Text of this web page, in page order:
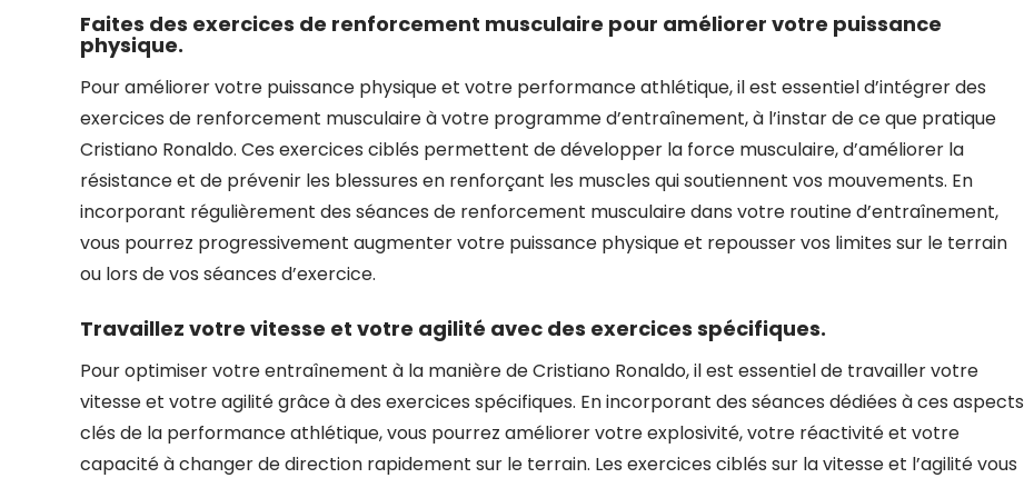
Faites des exercices de renforcement musculaire pour améliorer votre puissance
physique.
Pour améliorer votre puissance physique et votre performance athlétique, il est essentiel d’intégrer des
exercices de renforcement musculaire à votre programme d’entraînement, à l’instar de ce que pratique
Cristiano Ronaldo. Ces exercices ciblés permettent de développer la force musculaire, d’améliorer la
résistance et de prévenir les blessures en renforçant les muscles qui soutiennent vos mouvements. En
incorporant régulièrement des séances de renforcement musculaire dans votre routine d’entraînement,
vous pourrez progressivement augmenter votre puissance physique et repousser vos limites sur le terrain
ou lors de vos séances d’exercice.
Travaillez votre vitesse et votre agilité avec des exercices spécifiques.
Pour optimiser votre entraînement à la manière de Cristiano Ronaldo, il est essentiel de travailler votre
vitesse et votre agilité grâce à des exercices spécifiques. En incorporant des séances dédiées à ces aspects
clés de la performance athlétique, vous pourrez améliorer votre explosivité, votre réactivité et votre
capacité à changer de direction rapidement sur le terrain. Les exercices ciblés sur la vitesse et l’agilité vous